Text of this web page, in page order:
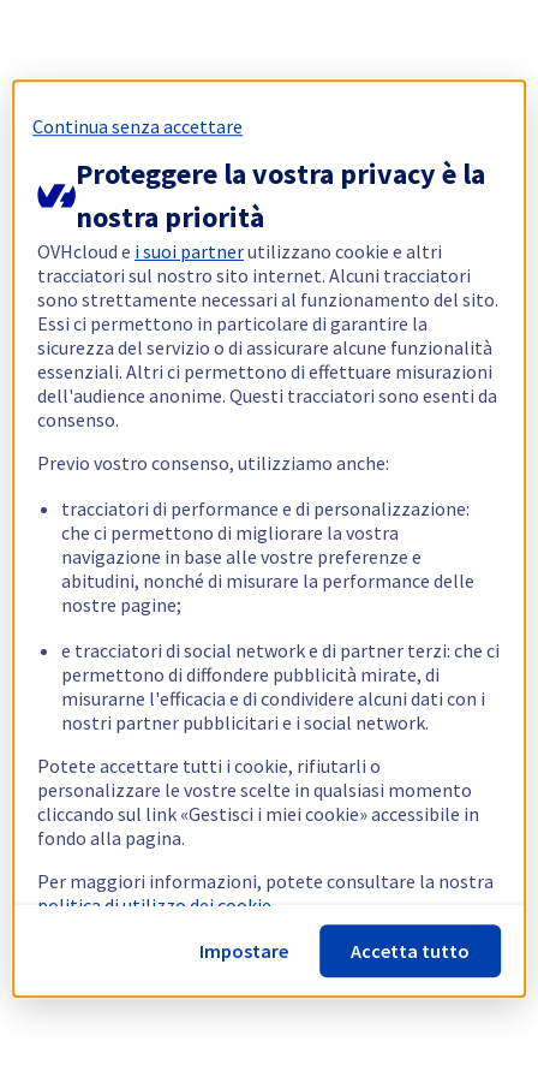
Continua senza accettare
Proteggere la vostra privacy è la
nostra priorità
OVHcloud e i suoi partnerutilizzano cookie e altri
tracciatori sul nostro sito internet. Alcuni tracciatori
sono strettamente necessari al funzionamento del sito.
Essi ci permettono in particolare di garantire la
sicurezza del servizio o di assicurare alcune funzionalità
essenziali. Altri ci permettono di effettuare misurazioni
dell'audience anonime. Questi tracciatori sono esenti da
consenso.
Previo vostro consenso, utilizziamo anche:
tracciatori di performance e di personalizzazione:
che ci permettono di migliorare la vostra
navigazione in base alle vostre preferenze e
abitudini, nonché di misurare la performance delle
nostre pagine;
e tracciatori di social network e di partner terzi: che ci
permettono di diffondere pubblicità mirate, di
misurarne l'efficacia e di condividere alcuni dati con i
nostri partner pubblicitari e i social network.
Potete accettare tutti i cookie, rifiutarli o
personalizzare le vostre scelte in qualsiasi momento
cliccando sul link «Gestisci i miei cookie» accessibile in
fondo alla pagina.
Per maggiori informazioni, potete consultare la nostra
politica di utilizzo dei cookie.
Impostare
Accetta tutto